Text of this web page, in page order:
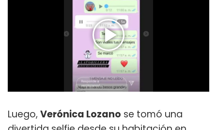
Luego, Verónica Lozano se tomó una